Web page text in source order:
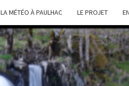
LA MÉTÉO À PAULHAC LE PROJET